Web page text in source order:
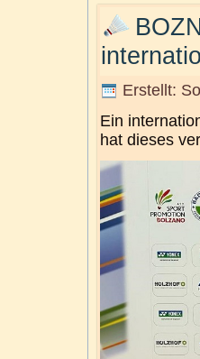
Erstellt:
Ein
hat dieses